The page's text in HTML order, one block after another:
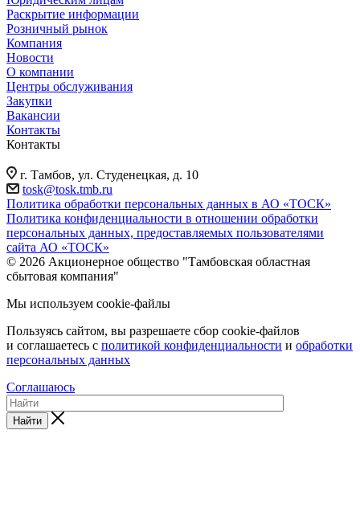
Раскрытие информации
Розничный рынок
Компания
Новости
О компании
Центры обслуживания
Закупки
Вакансии
Контакты
Контакты
г. Тамбов, ул. Студенецкая, д. 10
tosk@tosk.tmb.ru
Политика обработки персональных данных в АО «ТОСК»
Политика конфиденциальности в отношении обработки
персональных данных, предоставляемых пользователями
сайта АО «ТОСК»
© 2026 Акционерное общество "Тамбовская областная
сбытовая компания"
Мы используем cookie-файлы
Пользуясь сайтом, вы разрешаете сбор cookie-файлов
и соглашаетесь с политикой конфиденциальности и обработки
персональных данных
Соглашаюсь
Найти